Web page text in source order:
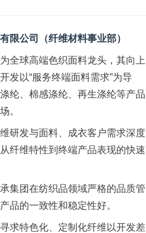
限公司（纤维材料事业部）
全球高端色织面料龙头，其向上
发以“服务终端面料需求”为导
纶、棉感涤纶、再生涤纶等产品
。
研发与面料、成衣客户需求深度
纤维特性到终端产品表现的快速
集团在纺织品领域严格的品质管
品的一致性和稳定性好。
求特色化、定制化纤维以开发差